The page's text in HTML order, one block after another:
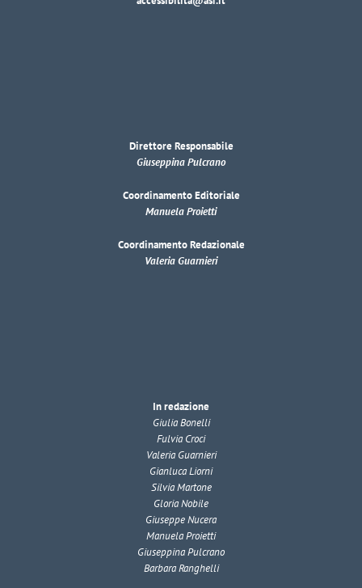
Direttore Responsabile
Giuseppina Pulcrano
Coordinamento Editoriale
Manuela Proietti
Coordinamento Redazionale
Valeria Guarnieri
In redazione
Giulia Bonelli
Fulvia Croci
Valeria Guarnieri
Gianluca Liorni
Silvia Martone
Gloria Nobile
Giuseppe Nucera
Manuela Proietti
Giuseppina Pulcrano
Barbara Ranghelli